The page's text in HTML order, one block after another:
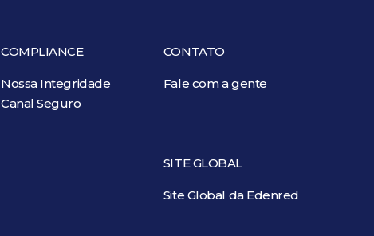
COMPLIANCE
Nossa Integridade
Canal Seguro
CONTATO
Fale com a gente
SITE GLOBAL
Site Global da Edenred